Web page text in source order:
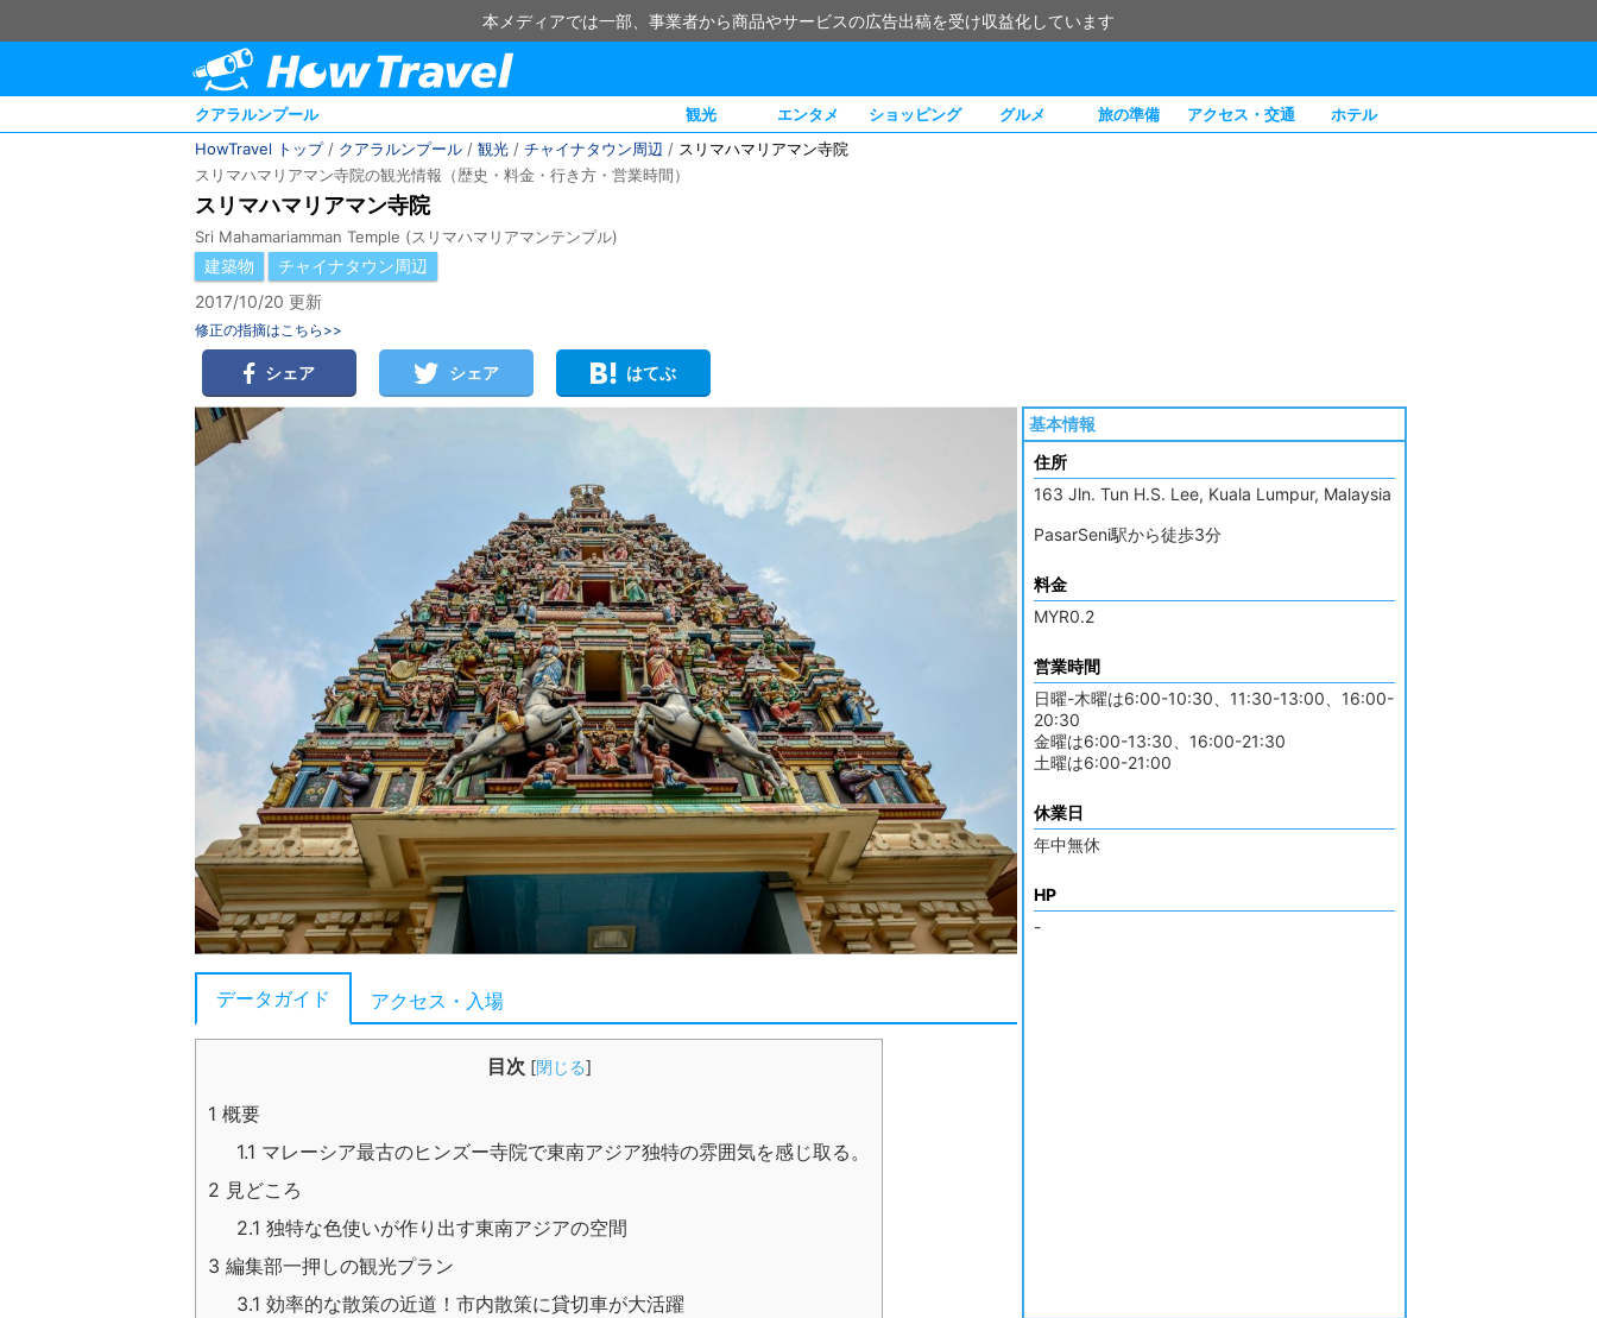
本メディアでは一部、事業者から商品やサービスの広告出稿を受け収益化しています
クアラルンプール 観光 エンタメ ショッピング グルメ 旅の準備 アクセス・交通
ホテル
HowTravel トップ/ クアラルンプール / 観光 / チャイナタウン周辺 / スリマハマリアマン寺院
スリマハマリアマン寺院の観光情報（歴史・料金・行き方・営業時間）
スリマハマリアマン寺院
Sri Mahamariamman Temple (スリマハマリアマンテンプル)
建築物
チャイナタウン周辺
2017/10/20 更新
修正の指摘はこちら>>
シェア シェア はてぶ
基本情報
住所
163 Jln. Tun H.S. Lee, Kuala Lumpur, Malaysia
PasarSeni駅から徒歩3分
料金
MYR0.2
営業時間
日曜-木曜は6:00-10:30、11:30-13:00、16:00-
20:30
金曜は6:00-13:30、16:00-21:30
土曜は6:00-21:00
休業日
年中無休
HP
-
データガイド アクセス・入場
目次 [閉じる]
1 概要
1.1 マレーシア最古のヒンズー寺院で東南アジア独特の雰囲気を感じ取る。
2 見どころ
2.1 独特な色使いが作り出す東南アジアの空間
3 編集部一押しの観光プラン
3.1 効率的な散策の近道！市内散策に貸切車が大活躍